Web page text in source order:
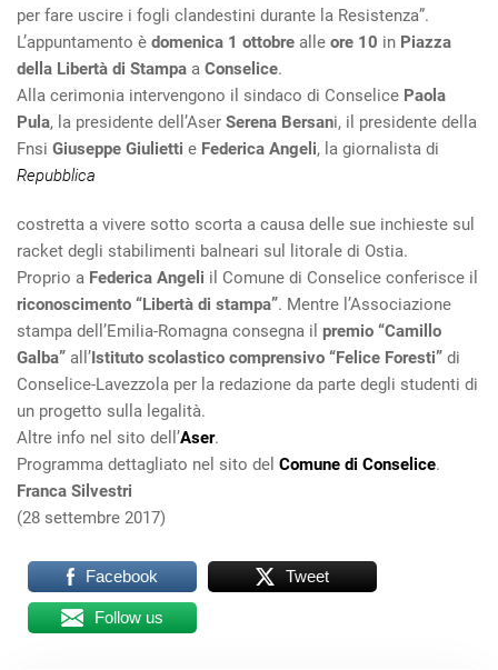
per fare uscire i fogli clandestini durante la Resistenza”.
L’appuntamento è domenica 1 ottobre alle ore 10 in Piazza
della Libertà di Stampa a Conselice.
Alla cerimonia intervengono il sindaco di Conselice Paola
Pula, la presidente dell’Aser Serena Bersani, il presidente della
Fnsi Giuseppe Giulietti e Federica Angeli, la giornalista di
Repubblica
costretta a vivere sotto scorta a causa delle sue inchieste sul
racket degli stabilimenti balneari sul litorale di Ostia.
Proprio a Federica Angeli il Comune di Conselice conferisce il
riconoscimento “Libertà di stampa”. Mentre l’Associazione
stampa dell’Emilia-Romagna consegna il premio “Camillo
Galba” all’Istituto scolastico comprensivo “Felice Foresti” di
Conselice-Lavezzola per la redazione da parte degli studenti di
un progetto sulla legalità.
Altre info nel sito dell’Aser.
Programma dettagliato nel sito del Comune di Conselice.
Franca Silvestri
(28 settembre 2017)
Facebook Tweet
Follow us